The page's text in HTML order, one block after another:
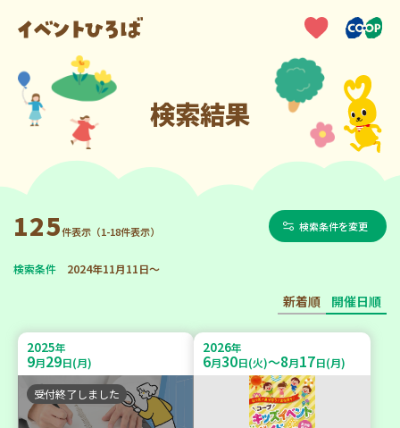
検索結果
125件表示（1-18件表示） 検索条件を変更
検索条件 2024年11月11日～
新着順 開催日順
2025年
9月29日(月)
受付終了しました
2026年
6月30日(火)～8月17日(月)